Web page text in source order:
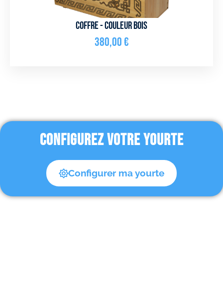
Coffre - couleur bois
380,00€
CONFIGUREZ VOTRE YOURTE
Configurer ma yourte